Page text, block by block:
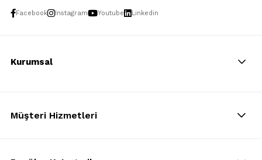
Facebook Instagram Youtube Linkedin
Kurumsal
Müşteri Hizmetleri